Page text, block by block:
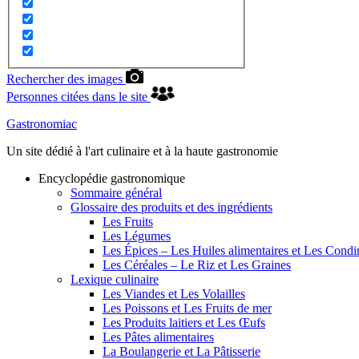
Rechercher des images
Personnes citées dans le site
Gastronomiac
Un site dédié à l'art culinaire et à la haute gastronomie
Encyclopédie gastronomique
Sommaire général
Glossaire des produits et des ingrédients
Les Fruits
Les Légumes
Les Épices – Les Huiles alimentaires et Les
Les Céréales – Le Riz et Les Graines
Lexique culinaire
Les Viandes et Les Volailles
Les Poissons et Les Fruits de mer
Les Produits laitiers et Les Œufs
Les Pâtes alimentaires
La Boulangerie et La Pâtisserie